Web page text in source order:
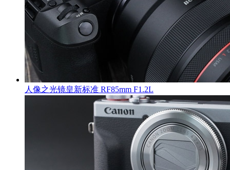
人像之光镜皇新标准 RF85mm F1.2L